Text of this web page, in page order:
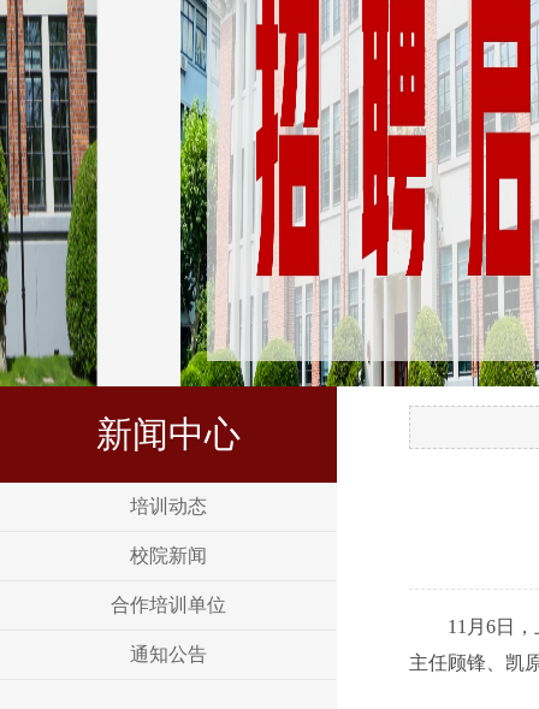
新闻中心
培训动态
校院新闻
合作培训单位
通知公告
11月6日
主任顾锋、凯